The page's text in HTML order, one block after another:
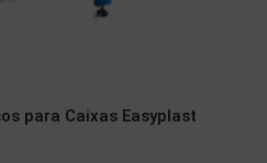
para Caixas Easyplast